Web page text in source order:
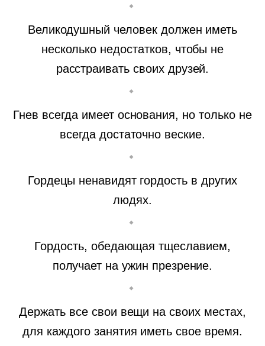
Великодушный человек должен иметь
несколько недостатков, чтобы не
расстраивать своих друзей.
Гнев всегда имеет основания, но только не
всегда достаточно веские.
Гордецы ненавидят гордость в других
людях.
Гордость, обедающая тщеславием,
получает на ужин презрение.
Держать все свои вещи на своих местах,
для каждого занятия иметь свое время.